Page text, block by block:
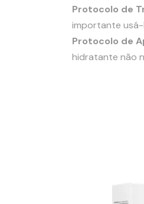
Protocolo de
importante
Protocolo de
hidratante não